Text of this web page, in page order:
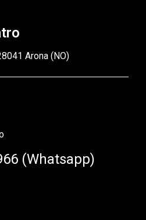
Arona (NO)
(Whatsapp)